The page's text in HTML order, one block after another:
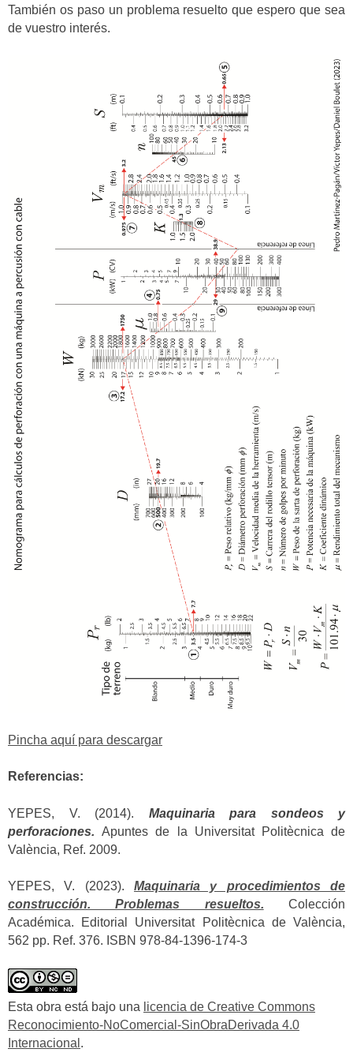
También os paso un problema resuelto que espero que sea
de vuestro interés.
Pincha aquí para descargar
Referencias:
YEPES, V. (2014). Maquinaria para sondeos y
perforaciones. Apuntes de la Universitat Politècnica de
València, Ref. 2009.
YEPES, V. (2023). Maquinaria y procedimientos de
construcción. Problemas resueltos. Colección
Académica. Editorial Universitat Politècnica de València,
562 pp. Ref. 376. ISBN 978-84-1396-174-3
Esta obra está bajo una licencia de Creative Commons
Reconocimiento-NoComercial-SinObraDerivada 4.0
Internacional .